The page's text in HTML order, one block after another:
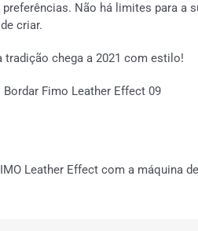
Não há limites para a
criar.
tradição chega a 2021 com estilo!
Leather Effect com a máquina